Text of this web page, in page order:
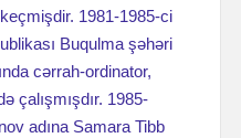
1981-1985-ci
Buqulma şəhəri
cərrah-ordinator,
çalışmışdır. 1985-
adına Samara Tibb